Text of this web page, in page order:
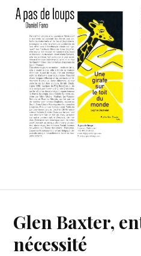
Glen Baxter,
nécessité